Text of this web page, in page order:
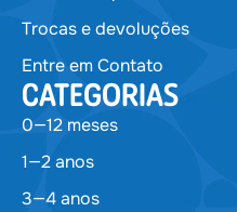
Trocas e devoluções
Entre em Contato
CATEGORIAS
0—12 meses
1—2 anos
3—4 anos